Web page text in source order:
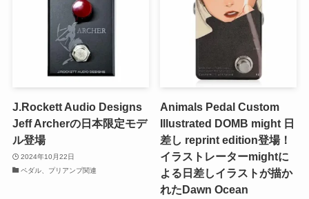
J.Rockett Audio Designs
Jeff Archerの日本限定モデ
ル登場
2024年10月22日
ペダル、プリアンプ関連
Animals Pedal Custom
Illustrated DOMB might 日
差し reprint edition登場！
イラストレーターmightに
よる日差しイラストが描か
れたDawn Ocean